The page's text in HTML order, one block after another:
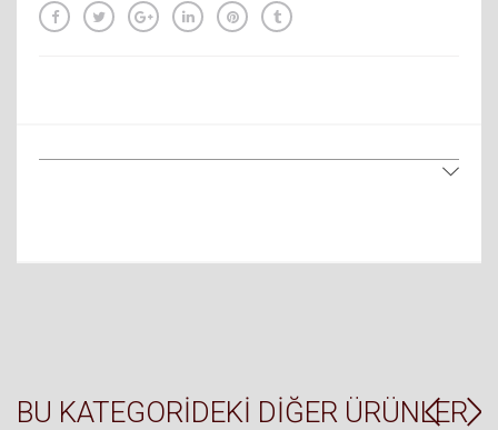
BU KATEGORIDEKI DIĞER ÜRÜNLER